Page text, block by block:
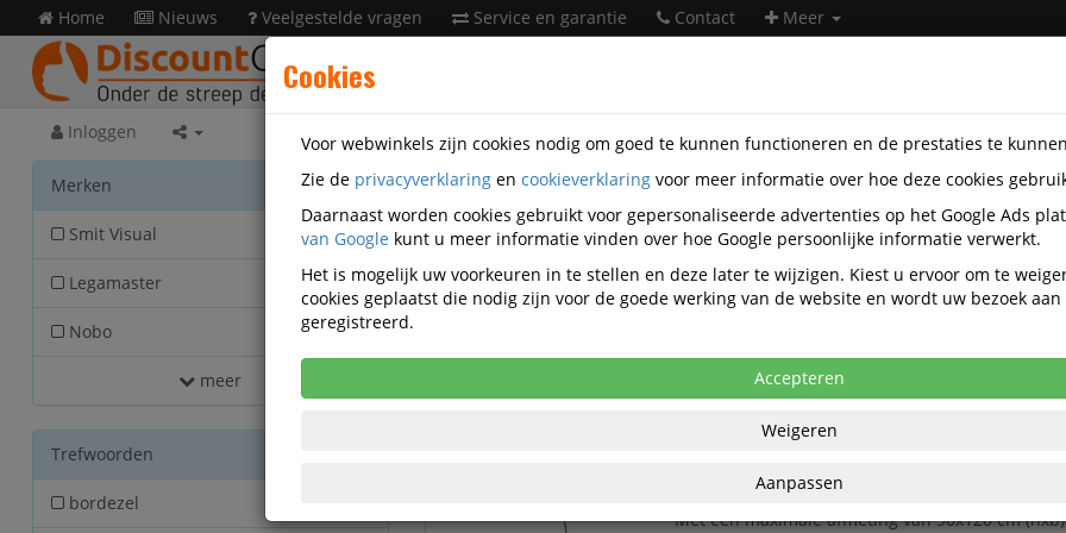
Home Nieuws Veelgestelde vragen Service en garantie Contact Meer
Inloggen
Merken
Smit Visual 5
Legamaster 1
Nobo 1
meer
Trefwoorden
bordezel
Presentatiemiddelen Bord-accessoires Onderstellen
Onderstellen
Populariteit
Bordezel Flexible verstelbare werkhoogtes
Presenteer uw borden op een handige en
met deze inklapbare bordezel van aluminium. De
voorzien van verstelbare telescoopbuizen,
hoogte en de hoek van het bord naar wens kunt
Met een maximale afmeting van 90x120 cm
Cookies
Voor webwinkels zijn cookies nodig om goed te kunnen functioneren en de prestaties te
Zie de privacyverklaring en cookieverklaring voor meer informatie over hoe deze cookies
Daarnaast worden cookies gebruikt voor gepersonaliseerde advertenties op het Google Ads
van Google kunt u meer informatie vinden over hoe Google persoonlijke informatie verwerkt.
Het is mogelijk uw voorkeuren in te stellen en deze later te wijzigen. Kiest u ervoor om te
cookies geplaatst die nodig zijn voor de goede werking van de website en wordt uw bezoek
geregistreerd.
Accepteren
Weigeren
Aanpassen